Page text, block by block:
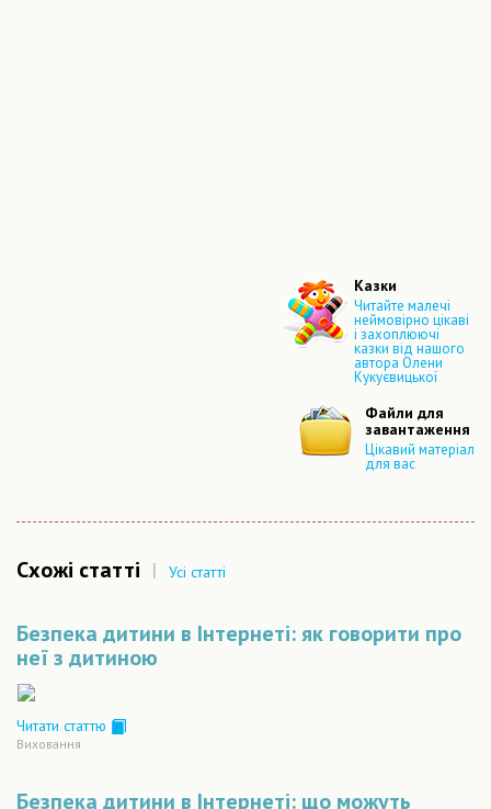
Казки
Читайте малечі
неймовірно цікаві
і захоплюючі
казки від нашого
автора Олени
Кукуєвицької
Файли для
завантаження
Цікавий матеріал
для вас
Схожі статті | Усі статті
Безпека дитини в Інтернеті: як говорити про
неї з дитиною
Читати статтю
Виховання
Безпека дитини в Інтернеті: що можуть